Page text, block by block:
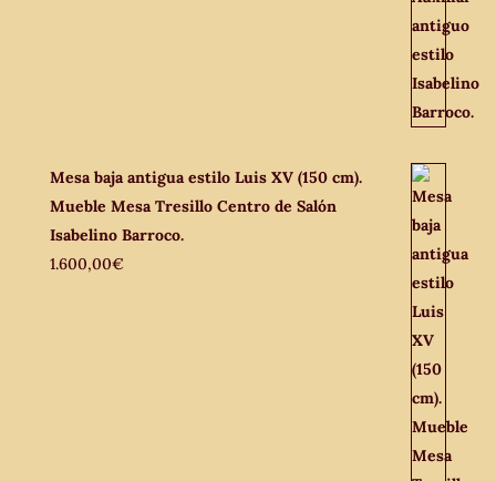
Mesa baja antigua estilo Luis XV (150 cm).
Mueble Mesa Tresillo Centro de Salón
Isabelino Barroco.
1.600,00€